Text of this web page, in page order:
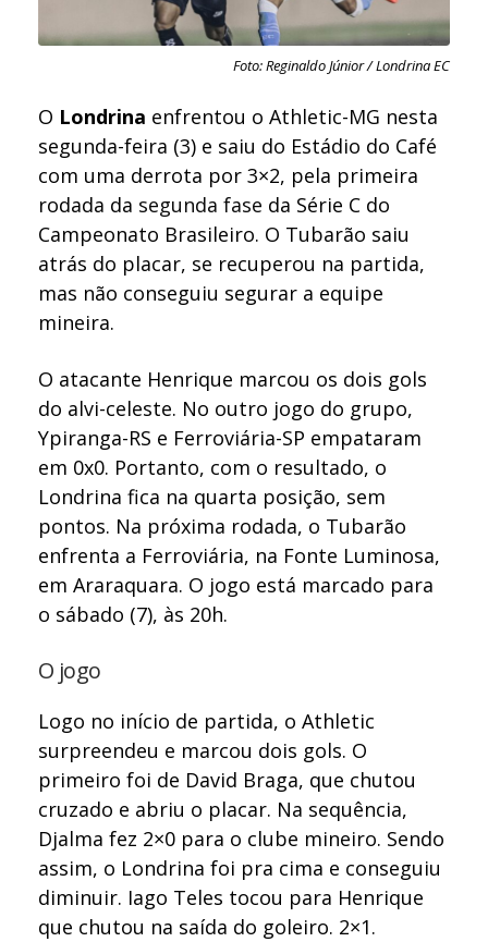
Foto: Reginaldo Júnior / Londrina EC
O Londrina enfrentou o Athletic-MG nesta
segunda-feira (3) e saiu do Estádio do Café
com uma derrota por 3×2, pela primeira
rodada da segunda fase da Série C do
Campeonato Brasileiro. O Tubarão saiu
atrás do placar, se recuperou na partida,
mas não conseguiu segurar a equipe
mineira.
O atacante Henrique marcou os dois gols
do alvi-celeste. No outro jogo do grupo,
Ypiranga-RS e Ferroviária-SP empataram
em 0x0. Portanto, com o resultado, o
Londrina fica na quarta posição, sem
pontos. Na próxima rodada, o Tubarão
enfrenta a Ferroviária, na Fonte Luminosa,
em Araraquara. O jogo está marcado para
o sábado (7), às 20h.
O jogo
Logo no início de partida, o Athletic
surpreendeu e marcou dois gols. O
primeiro foi de David Braga, que chutou
cruzado e abriu o placar. Na sequência,
Djalma fez 2×0 para o clube mineiro. Sendo
assim, o Londrina foi pra cima e conseguiu
diminuir. Iago Teles tocou para Henrique
que chutou na saída do goleiro. 2×1.